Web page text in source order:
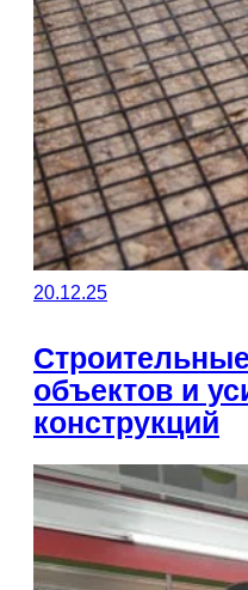
20.12.25
объектов и
конструкций